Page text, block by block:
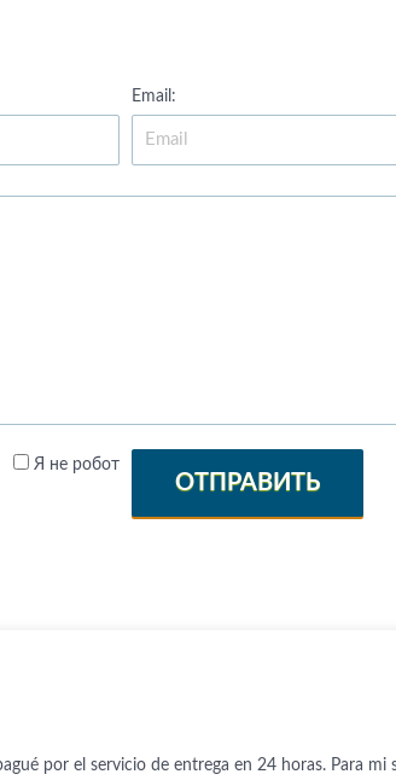
Email:
Я не робот
ОТПРАВИТЬ
por el servicio de entrega en 24 horas. Para mi